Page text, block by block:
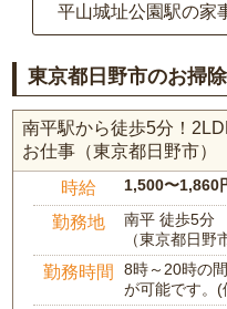
平山城址公園駅の家
東京都日野市のお掃
南平駅から徒歩5分！
お仕事（東京都日野市）
時給 1,500〜1,860
勤務地
南平 徒歩5分
（東京都日野
勤務時間
8時～20時の
が可能です。(